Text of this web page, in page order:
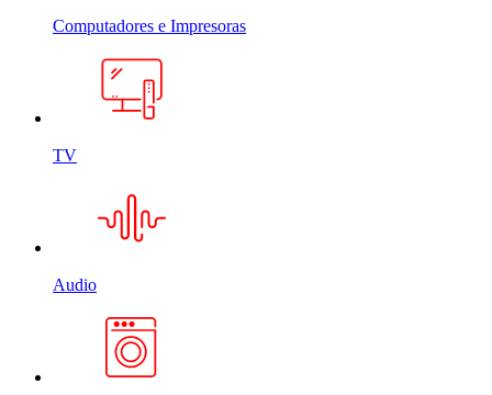
Computadores e Impresoras
TV
Audio